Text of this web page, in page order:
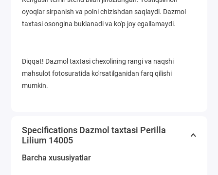
oyoqlar sirpanish va polni chizishdan saqlaydi. Dazmol
taxtasi osongina buklanadi va ko'p joy egallamaydi.
Diqqat! Dazmol taxtasi chexolining rangi va naqshi
mahsulot fotosuratida ko'rsatilganidan farq qilishi
mumkin.
Specifications Dazmol taxtasi Perilla
Lilium 14005
Barcha xususiyatlar